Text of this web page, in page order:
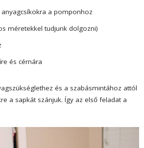
a pomponhoz
méretekkel tudjunk dolgozni)
és cérnára
és a szabásmintához attól
a sapkát szánjuk. Így az első feladat a